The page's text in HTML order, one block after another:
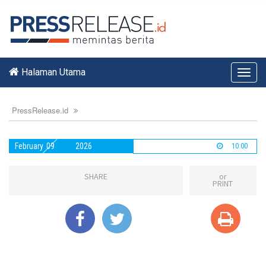
Halaman Utama
PressRelease.id
February 09 2026 10:00
SHARE or
PRINT